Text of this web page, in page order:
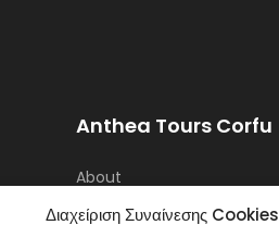
Διαχείριση Συναίνεσης Cookies
Anthea Tours Corfu
About
Contact